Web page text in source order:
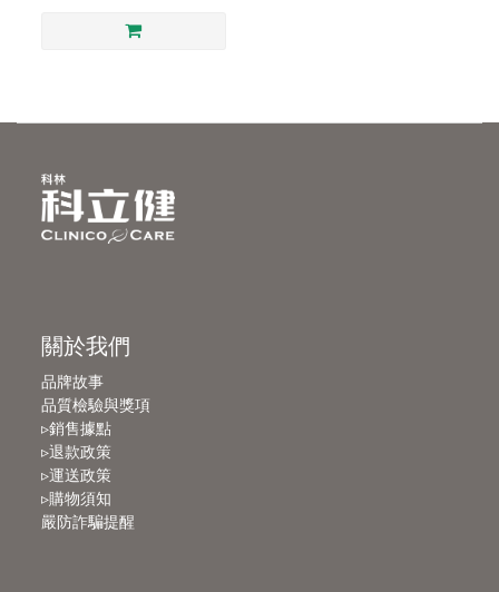
關於我們
品牌故事
品質檢驗與獎項
▹銷售據點
▹退款政策
▹運送政策
▹購物須知
嚴防詐騙提醒